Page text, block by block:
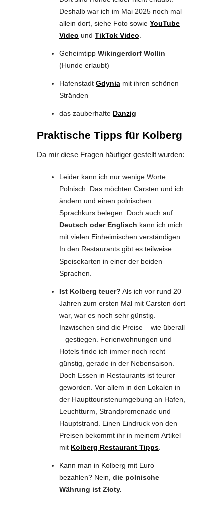
Deshalb war ich im Mai 2025 noch mal
allein dort, siehe Foto sowie YouTube
Video und TikTok Video.
Geheimtipp Wikingerdorf Wollin
(Hunde erlaubt)
Hafenstadt Gdynia mit ihren schönen
Stränden
das zauberhafte Danzig
Praktische Tipps für Kolberg
Da mir diese Fragen häufiger gestellt wurden:
Leider kann ich nur wenige Worte
Polnisch. Das möchten Carsten und ich
ändern und einen polnischen
Sprachkurs belegen. Doch auch auf
Deutsch oder Englisch kann ich mich
mit vielen Einheimischen verständigen.
In den Restaurants gibt es teilweise
Speisekarten in einer der beiden
Sprachen.
Ist Kolberg teuer? Als ich vor rund 20
Jahren zum ersten Mal mit Carsten dort
war, war es noch sehr günstig.
Inzwischen sind die Preise – wie überall
– gestiegen. Ferienwohnungen und
Hotels finde ich immer noch recht
günstig, gerade in der Nebensaison.
Doch Essen in Restaurants ist teurer
geworden. Vor allem in den Lokalen in
der Haupttouristenumgebung an Hafen,
Leuchtturm, Strandpromenade und
Hauptstrand. Einen Eindruck von den
Preisen bekommt ihr in meinem Artikel
mit Kolberg Restaurant Tipps.
Kann man in Kolberg mit Euro
bezahlen? Nein, die polnische
Währung ist Złoty.